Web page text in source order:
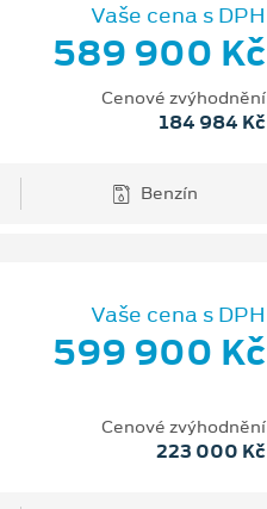
Vaše cena s DPH
589 900 Kč
Cenové zvýhodnění
184 984 Kč
Benzín
Vaše cena s DPH
599 900 Kč
Cenové zvýhodnění
223 000 Kč